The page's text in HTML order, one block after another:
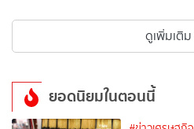
ดูเพิ่มเติม
ยอดนิยมในตอนนี้